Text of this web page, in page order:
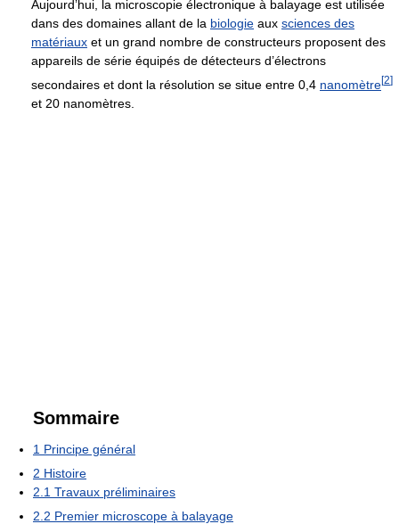
Aujourd’hui, la microscopie électronique à balayage est utilisée
dans des domaines allant de la biologie aux sciences des
matériaux et un grand nombre de constructeurs proposent des
appareils de série équipés de détecteurs d’électrons
secondaires et dont la résolution se situe entre 0,4 nanomètre[2]
et 20 nanomètres.
Sommaire
1 Principe général
2 Histoire
2.1 Travaux préliminaires
2.2 Premier microscope à balayage